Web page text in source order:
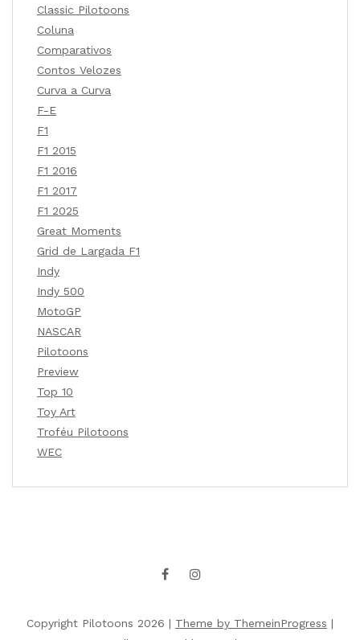
Classic Pilotoons
Coluna
Comparativos
Contos Velozes
Curva a Curva
F-E
F1
F1 2015
F1 2016
F1 2017
F1 2025
Great Moments
Grid de Largada F1
Indy
Indy 500
MotoGP
NASCAR
Pilotoons
Preview
Top 10
Toy Art
Troféu Pilotoons
WEC
Copyright Pilotoons 2026 | Theme by ThemeinProgress |